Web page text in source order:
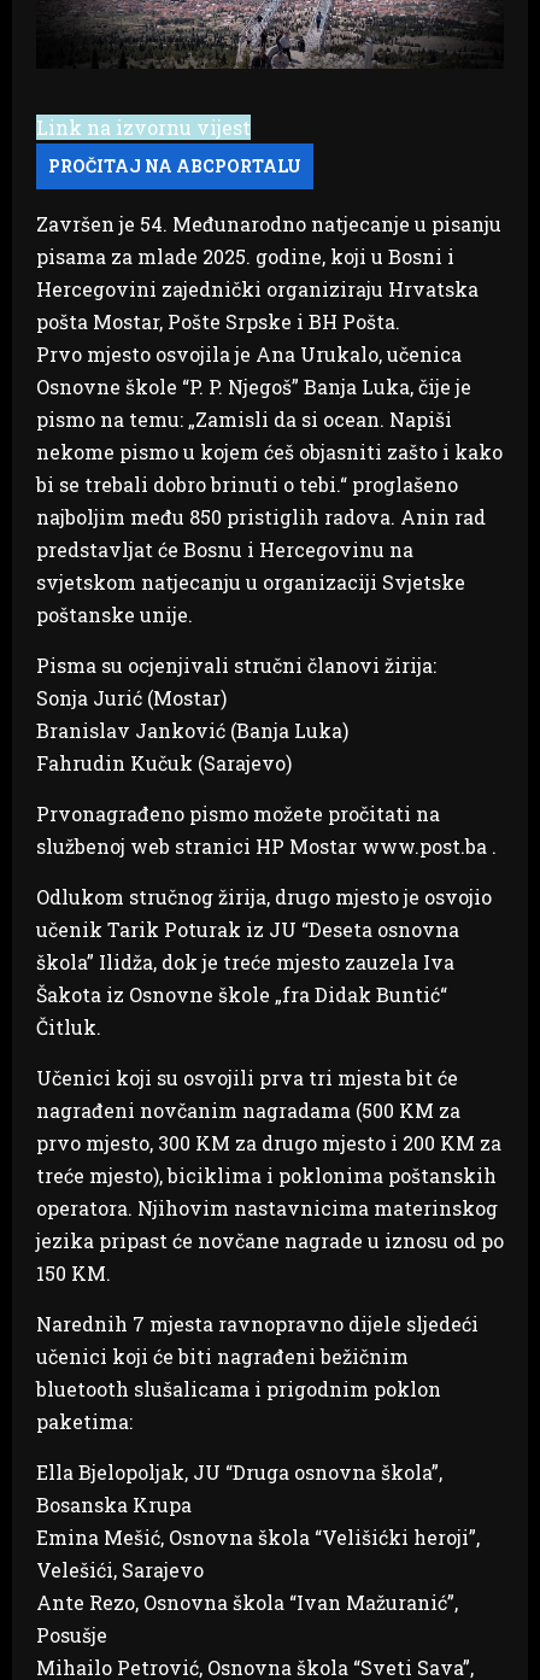
Link na izvornu vijest
Završen je 54. Međunarodno natjecanje u pisanju
pisama za mlade 2025. godine, koji u Bosni i
Hercegovini zajednički organiziraju Hrvatska
pošta Mostar, Pošte Srpske i BH Pošta.
Prvo mjesto osvojila je Ana Urukalo, učenica
Osnovne škole “P. P. Njegoš” Banja Luka, čije je
pismo na temu: „Zamisli da si ocean. Napiši
nekome pismo u kojem ćeš objasniti zašto i kako
bi se trebali dobro brinuti o tebi.“ proglašeno
najboljim među 850 pristiglih radova. Anin rad
predstavljat će Bosnu i Hercegovinu na
svjetskom natjecanju u organizaciji Svjetske
poštanske unije.
Pisma su ocjenjivali stručni članovi žirija:
Sonja Jurić (Mostar)
Branislav Janković (Banja Luka)
Fahrudin Kučuk (Sarajevo)
Prvonagrađeno pismo možete pročitati na
službenoj web stranici HP Mostar www.post.ba .
Odlukom stručnog žirija, drugo mjesto je osvojio
učenik Tarik Poturak iz JU “Deseta osnovna
škola” Ilidža, dok je treće mjesto zauzela Iva
Šakota iz Osnovne škole „fra Didak Buntić“
Čitluk.
Učenici koji su osvojili prva tri mjesta bit će
nagrađeni novčanim nagradama (500 KM za
prvo mjesto, 300 KM za drugo mjesto i 200 KM za
treće mjesto), biciklima i poklonima poštanskih
operatora. Njihovim nastavnicima materinskog
jezika pripast će novčane nagrade u iznosu od po
150 KM.
Narednih 7 mjesta ravnopravno dijele sljedeći
učenici koji će biti nagrađeni bežičnim
bluetooth slušalicama i prigodnim poklon
paketima:
Ella Bjelopoljak, JU “Druga osnovna škola”,
Bosanska Krupa
Emina Mešić, Osnovna škola “Velišićki heroji”,
Velešići, Sarajevo
Ante Rezo, Osnovna škola “Ivan Mažuranić”,
Posušje
Mihailo Petrović, Osnovna škola “Sveti Sava”,